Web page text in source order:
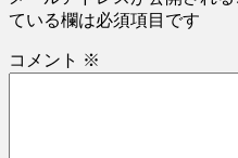
ている欄は必須項目です
コメント ※